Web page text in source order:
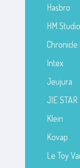
Hasbro
HM Studio
Chronicle
Intex
Jeujura
JIE STAR
Klein
Kovap
Le Toy